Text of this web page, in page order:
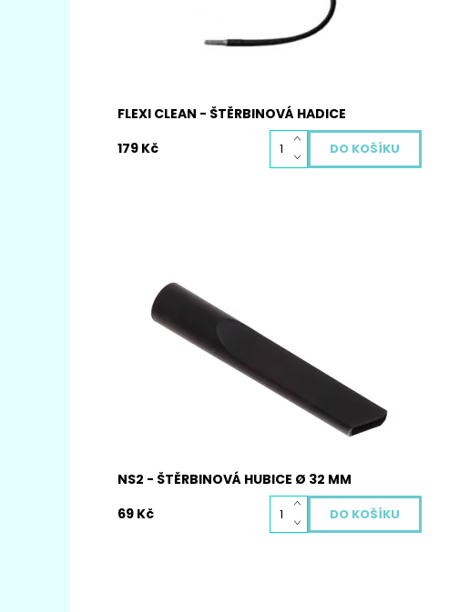
FLEXI CLEAN - ŠTĚRBINOVÁ HADICE
179 Kč
Štěrbinový nástavec NS2 je univerzální pro
všechny druhy vysavačů s teleskopickou tyčí
vysavače o Ø 32mm kulatého tvaru.
Dostupnost:
Skladem
4031
NS2 - ŠTĚRBINOVÁ HUBICE Ø 32 MM
69 Kč